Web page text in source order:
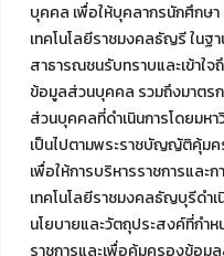
บุคคล เพื่อให้บุคลากรนักศึกษ
เทคโนโลยีราชมงคลธัญรี ในฐ
สาธารณชนรับทราบและเข้าใ
ข้อมูลส่วนบุคคล รวมถึงมาตร
ส่วนบุคคลที่ดำเนินการโดยมห
เป็นไปตามพระราชบัญญัติคุ้
เพื่อให้การบริหารราชการและ
เทคโนโลยีราชมงคลธัญบุรีดำ
นโยบายและวัตถุประสงค์ที่กำ
ราชการและเพื่อคุ้มครองข้อมู
งานบริการวิชาการให้กับ
โครงการส่งเสริมและพัฒน
กิจกรรมการเชื่อมโยงเค
เกษตร ภายใต้โครงการส่งเ
กรมส่งเสริมอุตสาหกรรม
โครงการยกระดับเศรษฐกิ
ตำบล 1 มหาวิทยาลัย)